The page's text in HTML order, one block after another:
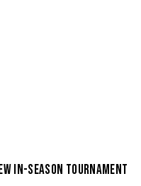
IN-SEASON TOURNAMENT